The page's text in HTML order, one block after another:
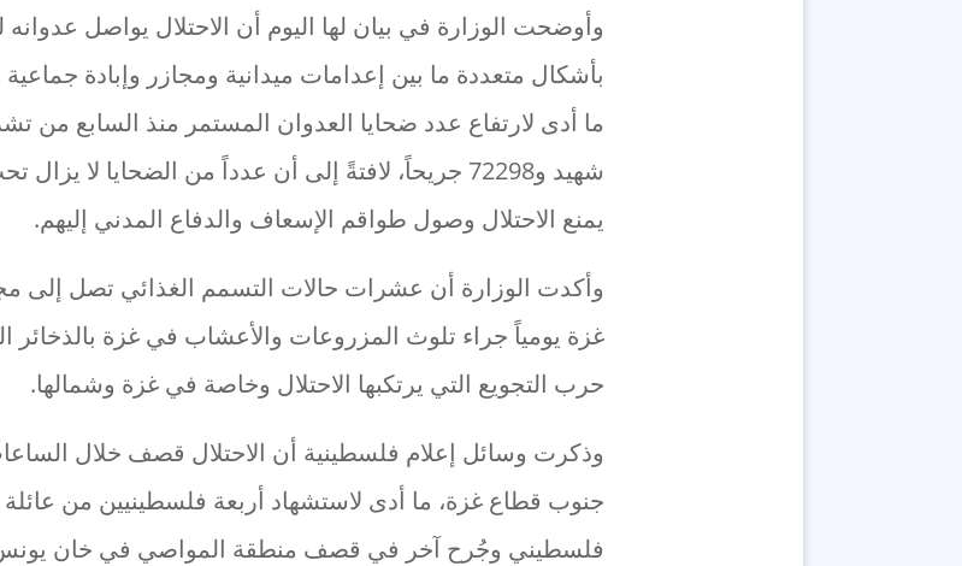
بأشكال متعددة ما بين إعدامات ميدانية ومجازر وإبادة
شهيد و72298 جريحاً، لافتةً إلى أن عدداً من الضحايا
يمنع الاحتلال وصول طواقم الإسعاف والدفاع المدني إليهم.
وأكدت الوزارة أن عشرات حالات التسمم الغذائي تصل إلى
غزة يومياً جراء تلوث المزروعات والأعشاب في غزة بالذخائر
حرب التجويع التي يرتكبها الاحتلال وخاصة في غزة وشمالها.
وذكرت وسائل إعلام فلسطينية أن الاحتلال قصف خلال
جنوب قطاع غزة، ما أدى لاستشهاد أربعة فلسطينيين من
فلسطيني وجُرح آخر في قصف منطقة المواصي في خان